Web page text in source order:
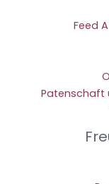
Feed
Patenschaft